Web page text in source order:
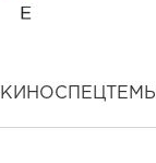
КИНОСПЕЦТЕМЫ